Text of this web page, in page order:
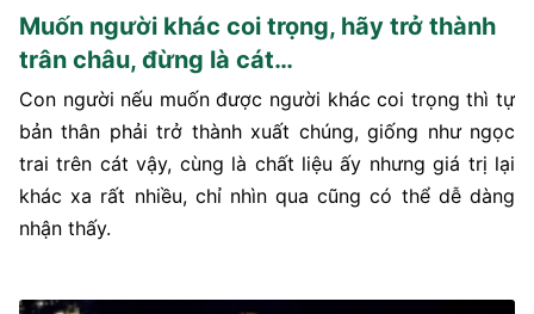
Muốn người khác coi trọng, hãy trở thành
trân châu, đừng là cát…
Con người nếu muốn được người khác coi trọng thì tự
bản thân phải trở thành xuất chúng, giống như ngọc
trai trên cát vậy, cùng là chất liệu ấy nhưng giá trị lại
khác xa rất nhiều, chỉ nhìn qua cũng có thể dễ dàng
nhận thấy.